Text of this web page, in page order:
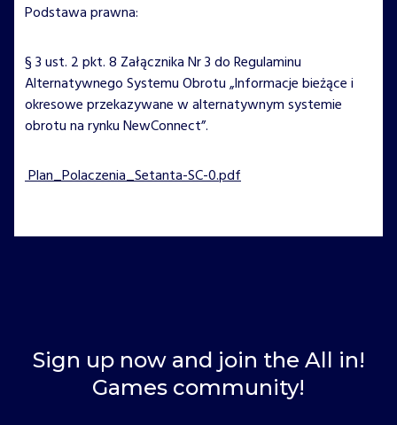
Podstawa prawna:
§ 3 ust. 2 pkt. 8 Załącznika Nr 3 do Regulaminu
Alternatywnego Systemu Obrotu „Informacje bieżące i
okresowe przekazywane w alternatywnym systemie
obrotu na rynku NewConnect”.
Plan_Polaczenia_Setanta-SC-0.pdf
Sign up now and join the All in!
Games community!